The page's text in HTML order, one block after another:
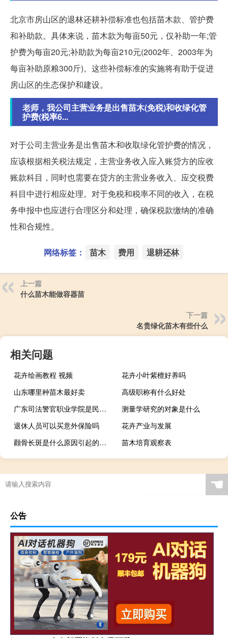
北京市房山区的退林还耕补偿标准也包括苗木款、管护费
和补助款。具体来说，苗木款为每亩50元，仅补助一年;管
护费为每亩20元;补助款为每亩210元(2002年、2003年为
每亩补助原粮300斤)。这些补偿标准的实施将有助于促进
房山区的生态保护和建设。
老师，我公司主营业务是出售苗木(免税)和收绿化管
护费(税率6...
对于公司主营业务是出售苗木和收取绿化管护费的情况，
应该根据相关税法规定，主营业务收入应入账贷方的应收
账款科目，同时也需要在贷方的主营业务收入、应交税费
科目中进行相应处理。对于免税和税率不同的收入，在税
务申报中也应进行合理区分和处理，确保税款缴纳的准确
性和合规性。
网络标签： 苗木 费用 退耕还林
上一篇
什么苗木能做容器苗
下一篇
名贵绿化苗木有些什么
相关问题
花卉绘画教程 视频
花卉小叶紫檀好养吗
山东哪里种苗木最好卖
高级职称有什么好处
广东司法警官职业学院是民办还是公办
测量学研究的对象是什么
退休人员可以买意外保险吗
花卉产业与发展
颧骨长斑是什么原因引起的（颧骨长斑是什么原因）
苗木培育观察表
☚
公告